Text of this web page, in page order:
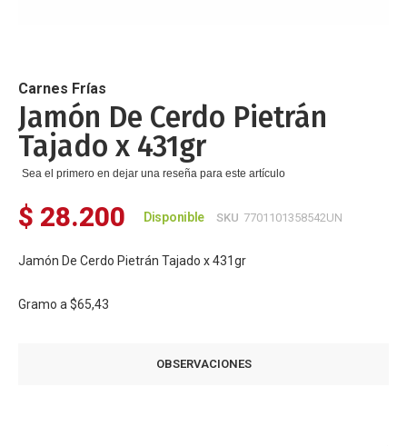
de
la
galería
de
imágenes
Carnes Frías
Jamón De Cerdo Pietrán
Tajado x 431gr
Sea el primero en dejar una reseña para este artículo
$ 28.200 Disponible SKU 7701101358542UN
Jamón De Cerdo Pietrán Tajado x 431gr
Gramo a $65,43
OBSERVACIONES